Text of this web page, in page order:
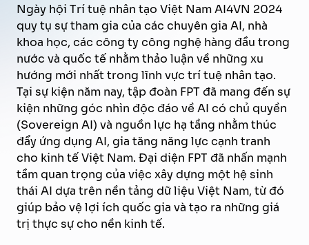
Ngày hội Trí tuệ nhân tạo Việt Nam AI4VN 2024
quy tụ sự tham gia của các chuyên gia AI, nhà
khoa học, các công ty công nghệ hàng đầu trong
nước và quốc tế nhằm thảo luận về những xu
hướng mới nhất trong lĩnh vực trí tuệ nhân tạo.
Tại sự kiện năm nay, tập đoàn FPT đã mang đến sự
kiện những góc nhìn độc đáo về AI có chủ quyền
(Sovereign AI) và nguồn lực hạ tầng nhằm thúc
đẩy ứng dụng AI, gia tăng năng lực cạnh tranh
cho kinh tế Việt Nam. Đại diện FPT đã nhấn mạnh
tầm quan trọng của việc xây dựng một hệ sinh
thái AI dựa trên nền tảng dữ liệu Việt Nam, từ đó
giúp bảo vệ lợi ích quốc gia và tạo ra những giá
trị thực sự cho nền kinh tế.